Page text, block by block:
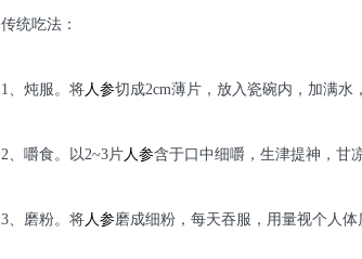
传统吃法：
1、炖服。将人参切成2cm薄片，放入瓷碗内，加满
2、嚼食。以2~3片人参含于口中细嚼，生津提神，甘
3、磨粉。将人参磨成细粉，每天吞服，用量视个人体